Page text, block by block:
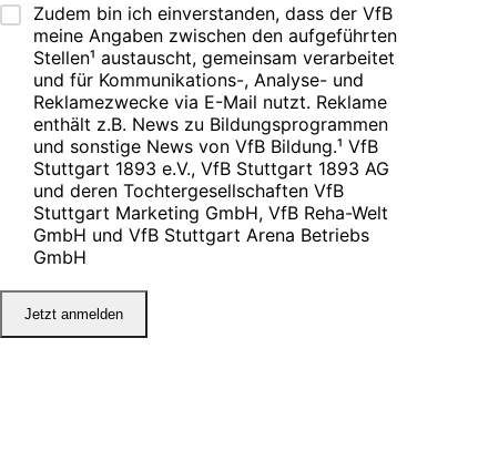
Zudem bin ich einverstanden, dass der VfB
meine Angaben zwischen den aufgeführten
Stellen¹ austauscht, gemeinsam verarbeitet
und für Kommunikations-, Analyse- und
Reklamezwecke via E-Mail nutzt. Reklame
enthält z.B. News zu Bildungsprogrammen
und sonstige News von VfB Bildung.¹ VfB
Stuttgart 1893 e.V., VfB Stuttgart 1893 AG
und deren Tochtergesellschaften VfB
Stuttgart Marketing GmbH, VfB Reha-Welt
GmbH und VfB Stuttgart Arena Betriebs
GmbH